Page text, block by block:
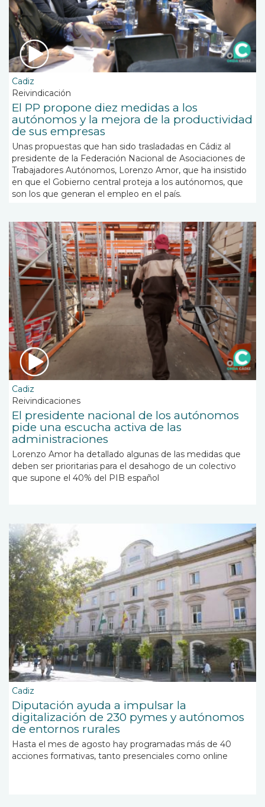
Cadiz
Reivindicación
El PP propone diez medidas a los
autónomos y la mejora de la productividad
de sus empresas
Unas propuestas que han sido trasladadas en Cádiz al
presidente de la Federación Nacional de Asociaciones de
Trabajadores Autónomos, Lorenzo Amor, que ha insistido
en que el Gobierno central proteja a los autónomos, que
son los que generan el empleo en el país.
Cadiz
Reivindicaciones
El presidente nacional de los autónomos
pide una escucha activa de las
administraciones
Lorenzo Amor ha detallado algunas de las medidas que
deben ser prioritarias para el desahogo de un colectivo
que supone el 40% del PIB español
Cadiz
Diputación ayuda a impulsar la
digitalización de 230 pymes y autónomos
de entornos rurales
Hasta el mes de agosto hay programadas más de 40
acciones formativas, tanto presenciales como online